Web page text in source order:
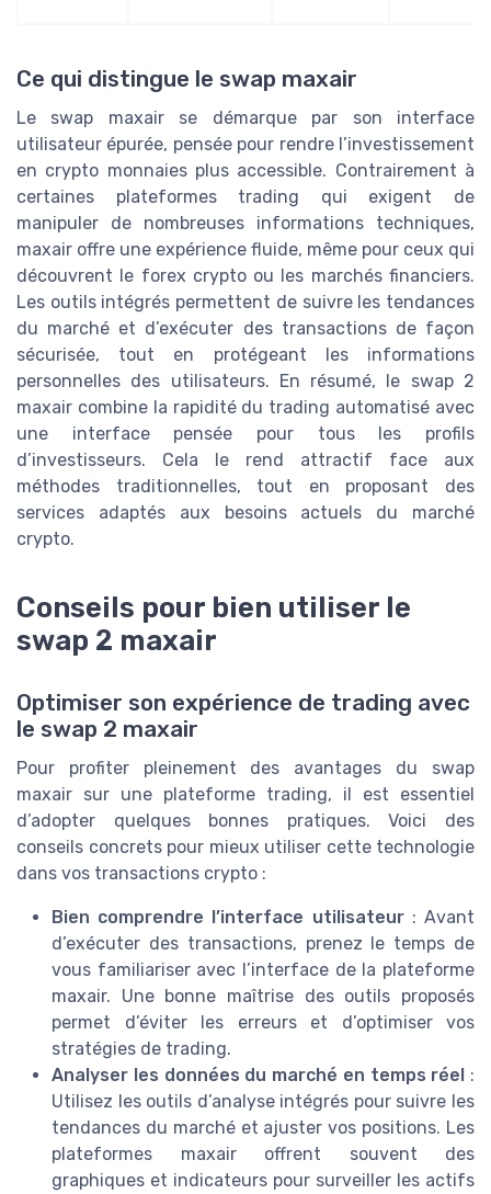
Ce qui distingue le swap maxair
Le swap maxair se démarque par son interface
utilisateur épurée, pensée pour rendre l’investissement
en crypto monnaies plus accessible. Contrairement à
certaines plateformes trading qui exigent de
manipuler de nombreuses informations techniques,
maxair offre une expérience fluide, même pour ceux qui
découvrent le forex crypto ou les marchés financiers.
Les outils intégrés permettent de suivre les tendances
du marché et d’exécuter des transactions de façon
sécurisée, tout en protégeant les informations
personnelles des utilisateurs. En résumé, le swap 2
maxair combine la rapidité du trading automatisé avec
une interface pensée pour tous les profils
d’investisseurs. Cela le rend attractif face aux
méthodes traditionnelles, tout en proposant des
services adaptés aux besoins actuels du marché
crypto.
Conseils pour bien utiliser le
swap 2 maxair
Optimiser son expérience de trading avec
le swap 2 maxair
Pour profiter pleinement des avantages du swap
maxair sur une plateforme trading, il est essentiel
d’adopter quelques bonnes pratiques. Voici des
conseils concrets pour mieux utiliser cette technologie
dans vos transactions crypto :
Bien comprendre l’interface utilisateur: Avant
d’exécuter des transactions, prenez le temps de
vous familiariser avec l’interface de la plateforme
maxair. Une bonne maîtrise des outils proposés
permet d’éviter les erreurs et d’optimiser vos
stratégies de trading.
Analyser les données du marché en temps réel :
Utilisez les outils d’analyse intégrés pour suivre les
tendances du marché et ajuster vos positions. Les
plateformes maxair offrent souvent des
graphiques et indicateurs pour surveiller les actifs